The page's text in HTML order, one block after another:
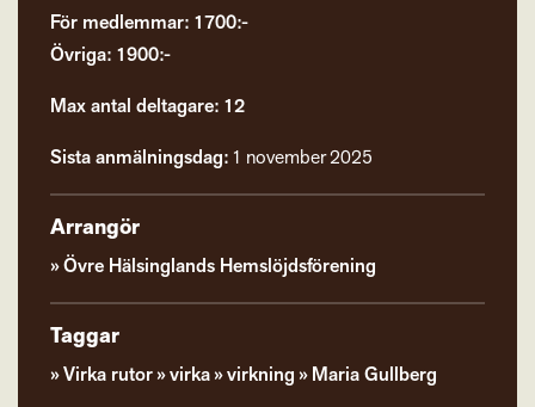
För medlemmar: 1700:-
Övriga: 1900:-
Max antal deltagare: 12
Sista anmälningsdag: 1 november 2025
Arrangör
Övre Hälsinglands Hemslöjdsförening
Taggar
Virka rutor virka virkning Maria Gullberg